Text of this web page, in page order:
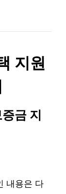
지원
금 지
내용은 다